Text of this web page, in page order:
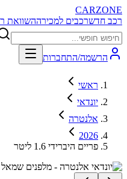
CARZONE
רכב חדשרכבים למכירההשוואת
הרשמה/התחברות
ראשי
יונדאי
אלנטרה
2026
פריים היברידי 1.6 ליטר